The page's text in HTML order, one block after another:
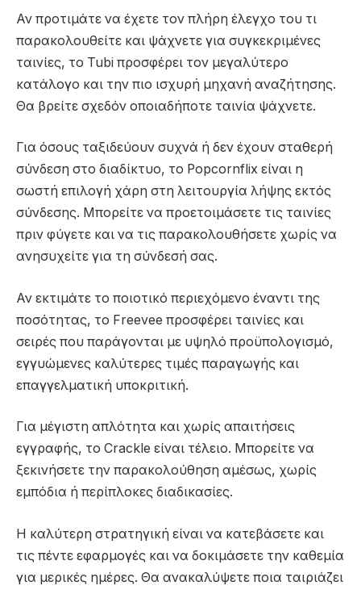
Αν προτιμάτε να έχετε τον πλήρη έλεγχο του τι
παρακολουθείτε και ψάχνετε για συγκεκριμένες
ταινίες, το Tubi προσφέρει τον μεγαλύτερο
κατάλογο και την πιο ισχυρή μηχανή αναζήτησης.
Θα βρείτε σχεδόν οποιαδήποτε ταινία ψάχνετε.
Για όσους ταξιδεύουν συχνά ή δεν έχουν σταθερή
σύνδεση στο διαδίκτυο, το Popcornflix είναι η
σωστή επιλογή χάρη στη λειτουργία λήψης εκτός
σύνδεσης. Μπορείτε να προετοιμάσετε τις ταινίες
πριν φύγετε και να τις παρακολουθήσετε χωρίς να
ανησυχείτε για τη σύνδεσή σας.
Αν εκτιμάτε το ποιοτικό περιεχόμενο έναντι της
ποσότητας, το Freevee προσφέρει ταινίες και
σειρές που παράγονται με υψηλό προϋπολογισμό,
εγγυώμενες καλύτερες τιμές παραγωγής και
επαγγελματική υποκριτική.
Για μέγιστη απλότητα και χωρίς απαιτήσεις
εγγραφής, το Crackle είναι τέλειο. Μπορείτε να
ξεκινήσετε την παρακολούθηση αμέσως, χωρίς
εμπόδια ή περίπλοκες διαδικασίες.
Η καλύτερη στρατηγική είναι να κατεβάσετε και
τις πέντε εφαρμογές και να δοκιμάσετε την καθεμία
για μερικές ημέρες. Θα ανακαλύψετε ποια ταιριάζει